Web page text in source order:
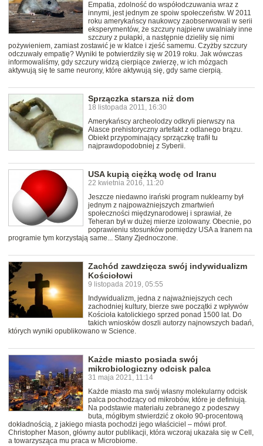
Empatia, zdolność do współodczuwania wraz z
innymi, jest jednym ze spoiw społeczeństw. W 2011
roku amerykańscy naukowcy zaobserwowali w serii
eksperymentów, że szczury najpierw uwalniały inne
szczury z pułapki, a następnie dzieliły się nimi
pożywieniem, zamiast zostawić je w klatce i zjeść samemu. Czyżby szczury
odczuwały empatię? Wyniki te potwierdziły się w 2019 roku. Jak wówczas
informowaliśmy, gdy szczury widzą cierpiące zwierzę, w ich mózgach
aktywują się te same neurony, które aktywują się, gdy same cierpią.
Sprzączka starsza niż dom
18 listopada 2011, 16:30
Amerykańscy archeolodzy odkryli pierwszy na
Alasce prehistoryczny artefakt z odlanego brązu.
Obiekt przypominający sprzączkę trafił tu
najprawdopodobniej z Syberii.
USA kupią ciężką wodę od Iranu
22 kwietnia 2016, 11:20
Jeszcze niedawno irański program nuklearny był
jednym z najpoważniejszych zmartwień
społeczności międzynarodowej i sprawiał, że
Teheran był w dużej mierze izolowany. Obecnie, po
poprawieniu stosunków pomiędzy USA a Iranem na
programie tym korzystają same... Stany Zjednoczone.
Zachód zawdzięcza swój indywidualizm
Kościołowi
9 listopada 2019, 05:55
Indywidualizm, jedna z najważniejszych cech
zachodniej kultury, bierze swe początki z wpływów
Kościoła katolickiego sprzed ponad 1500 lat. Do
takich wniosków doszli autorzy najnowszych badań,
których wyniki opublikowano w Science.
Każde miasto posiada swój
mikrobiologiczny odcisk palca
31 maja 2021, 11:14
Każde miasto ma swój własny molekularny odcisk
palca pochodzący od mikrobów, które je definiują.
Na podstawie materiału zebranego z podeszwy
buta, mógłbym stwierdzić z około 90-procentową
dokładnością, z jakiego miasta pochodzi jego właściciel – mówi prof.
Christopher Mason, główny autor publikacji, która wczoraj ukazała się w Cell,
a towarzysząca mu praca w Microbiome.